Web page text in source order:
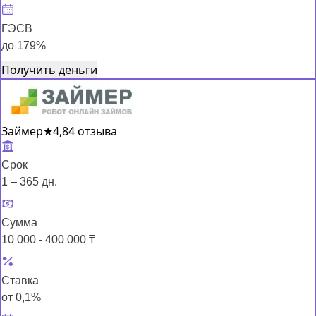
ГЭСВ
до 179%
Получить деньги
Займер★4,84 отзыва
Срок
1 – 365 дн.
Сумма
10 000 - 400 000 ₸
Ставка
от 0,1%